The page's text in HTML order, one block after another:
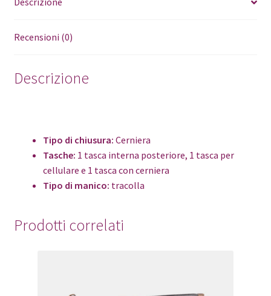
Recensioni (0)
Descrizione
Tipo di chiusura: Cerniera
Tasche: 1 tasca interna posteriore, 1 tasca per
cellulare e 1 tasca con cerniera
Tipo di manico: tracolla
Prodotti correlati